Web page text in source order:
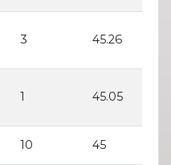
3 45.26
1 45.05
10 45